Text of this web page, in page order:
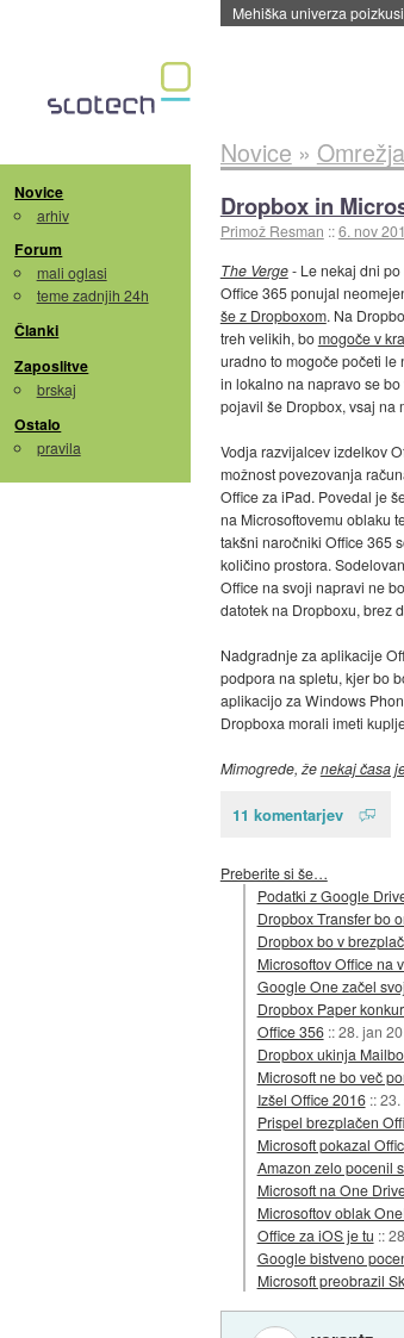
Evropska vesoljska
Novice
arhiv
Forum
mali oglasi
teme zadnjih 24h
Članki
Zaposlitve
brskaj
Ostalo
pravila
Novice »
Dropbox in
Primož Resman ::6. nov
The Verge- Le nekaj dni po
Office 365 ponujal
še z Dropboxom. Na
treh velikih, bomogoče v
uradno to mogoče početi
in lokalno na napravo se
pojavil še Dropbox, vsaj na
Vodja razvijalcev izdelkov
možnost povezovanja
Office za iPad. Povedal je
na Microsoftovemu oblaku
takšni naročniki Office 365
količino prostora.
Office na svoji napravi ne
datotek na Dropboxu, brez
Nadgradnje za aplikacije
podpora na spletu, kjer bo
aplikacijo za Windows
Dropboxa morali imeti
Mimogrede, ženekaj časa
11 komentarjev
Preberite si še…
Podatki z Google
Dropbox Transfer bo
Dropbox bo v
Microsoftov Office na
Google One začel
Dropbox Paper
Office 356 ::28. jan
Dropbox ukinja
Microsoft ne bo več
Izšel Office 2016 ::23.
Prispel brezplačen
Microsoft pokazal
Amazon zelo pocenil
Microsoft na One
Microsoftov oblak
Office za iOS je tu ::
Google bistveno
Microsoft preobrazil